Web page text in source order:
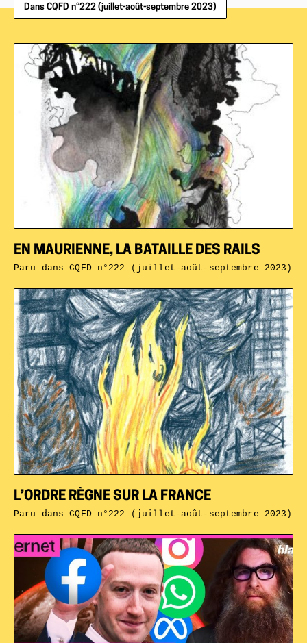
Dans CQFD n°222 (juillet-août-septembre 2023)
L’ORDRE RÈGNE SUR LA FRANCE
Paru dansCQFD n°222 (juillet-août-septembre 2023)
EN MAURIENNE, LA BATAILLE DES RAILS
Paru dansCQFD n°222 (juillet-août-septembre 2023)